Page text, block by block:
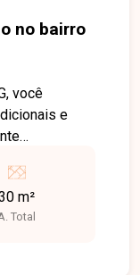
no bairro
você
e
de estar
e
m²
Total